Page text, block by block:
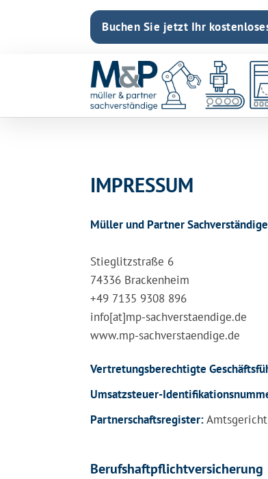
Buchen Sie jetzt Ihr
IMPRESSUM
Müller und Partner Sachverständige
Stieglitzstraße 6
74336 Brackenheim
+49 7135 9308 896
info[at]mp-sachverstaendige.de
www.mp-sachverstaendige.de
Vertretungsberechtigte
Umsatzsteuer-
Partnerschaftsregister:
Berufshaftpflichtversicherung